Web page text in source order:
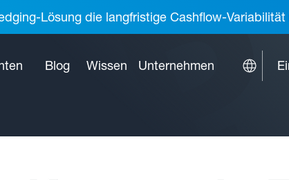
Lösung die langfristige Cashflow-
Blog Wissen Unternehmen